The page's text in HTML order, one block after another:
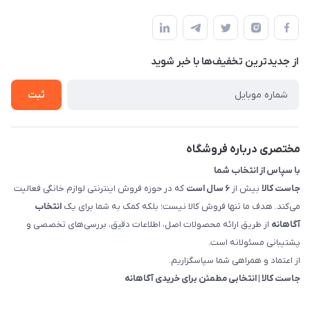
سمت چپ (فروشگاه صوتی عباسی) - "تحویل حضوری فقط با
هماهنگی"
حساب کاربری
تماس با ما
راهنما
پرسش های شما
شرایط و ضوابط گارانتی
روش های بازگرداندن کالا
از جدید‌ترین تخفیف‌ها با‌ خبر شوید
ثبت
مختصری درباره فروشگاه
با سپاس از انتخاب شما
جاست کالا بیش از ۶ سال است
که در حوزه فروش اینترنتی لوازم خانگی فعالیت
می‌کند. هدف ما تنها فروش کالا نیست؛ بلکه کمک به شما برای یک انتخاب
آگاهانه از طریق ارائه محصولات اصل، اطلاعات دقیق، بررسی‌های تخصصی و
پشتیبانی مسئولانه است.
از اعتماد و همراهی شما سپاسگزاریم.
جاست کالا | انتخابی مطمئن برای خریدی آگاهانه